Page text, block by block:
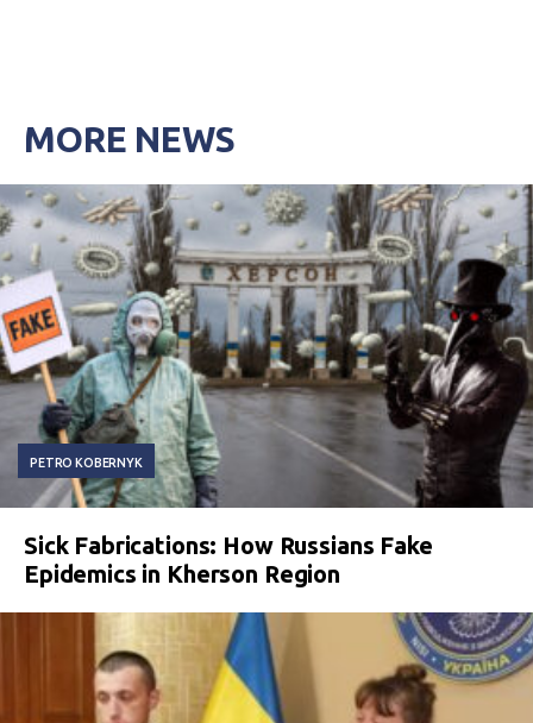
MORE NEWS
PETRO KOBERNYK
Sick Fabrications: How Russians Fake
Epidemics in Kherson Region